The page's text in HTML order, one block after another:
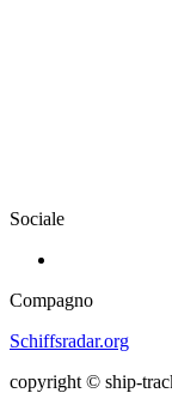
Sociale
Compagno
Schiffsradar.org
copyright © ship-